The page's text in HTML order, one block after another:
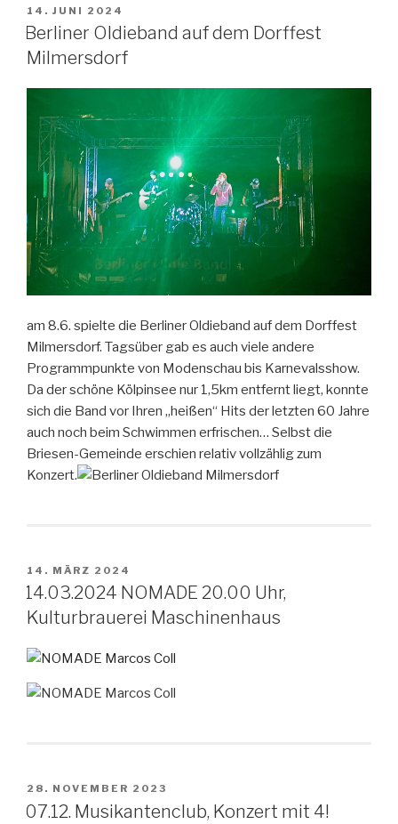
VERÖFFENTLICHT
AM
14. JUNI 2024
Berliner Oldieband auf dem Dorffest
Milmersdorf
am 8.6. spielte die Berliner Oldieband auf dem Dorffest
Milmersdorf. Tagsüber gab es auch viele andere
Programmpunkte von Modenschau bis Karnevalsshow.
Da der schöne Kölpinsee nur 1,5km entfernt liegt, konnte
sich die Band vor Ihren „heißen“ Hits der letzten 60 Jahre
auch noch beim Schwimmen erfrischen… Selbst die
Briesen-Gemeinde erschien relativ vollzählig zum
Konzert.
VERÖFFENTLICHT
AM
14. MÄRZ 2024
14.03.2024 NOMADE 20.00 Uhr,
Kulturbrauerei Maschinenhaus
VERÖFFENTLICHT
AM
28. NOVEMBER 2023
07.12. Musikantenclub, Konzert mit 4!